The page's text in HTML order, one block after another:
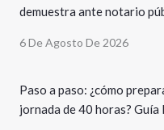
demuestra ante notario
6 De Agosto De 2026
Paso a paso: ¿cómo
jornada de 40 horas?